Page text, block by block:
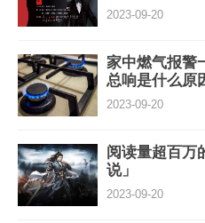
2023-09-20
家中燃气报警
总响是什么原
2023-09-20
阅读量超百万
说」
2023-09-20